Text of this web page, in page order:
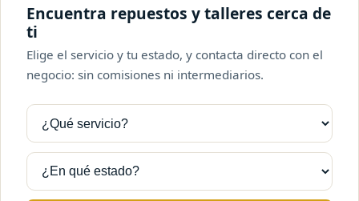
Encuentra repuestos y talleres cerca de
ti
Elige el servicio y tu estado, y contacta directo con el
negocio: sin comisiones ni intermediarios.
¿Qué
servicio
buscas?
¿En
qué
estado?